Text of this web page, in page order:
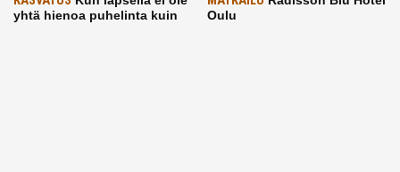
yhtä hienoa puhelinta kuin
Oulu